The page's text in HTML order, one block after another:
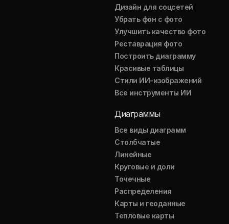
Дизайн для соцсетей
Убрать фон с фото
Улучшить качество фото
Реставрация фото
Построить диаграмму
Красивые таблицы
Стили ИИ-изображений
Все инструменты ИИ
Диаграммы
Все виды диаграмм
Столбчатые
Линейные
Круговые и доли
Точечные
Распределения
Карты и геоданные
Тепловые карты